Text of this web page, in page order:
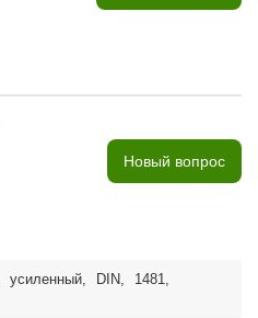
Новый вопрос
усиленный, DIN, 1481,